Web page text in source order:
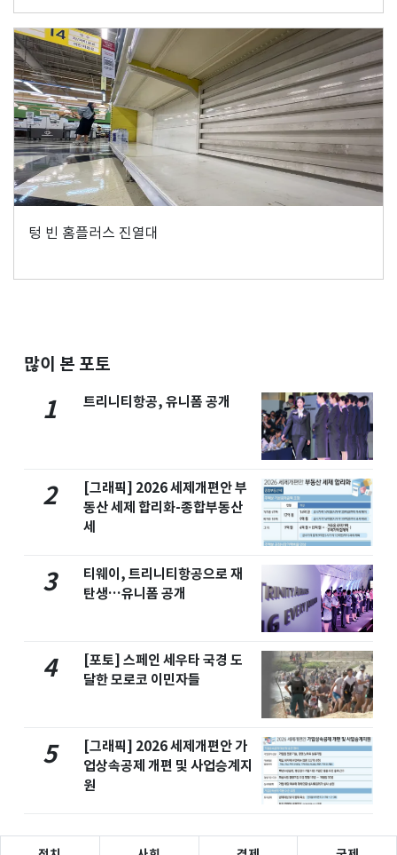
텅 빈 홈플러스 진열대
많이 본 포토
1 트리니티항공, 유니폼 공개
2
[그래픽] 2026 세제개편안 부
동산 세제 합리화-종합부동산
세
3
티웨이, 트리니티항공으로 재
탄생…유니폼 공개
4
[포토] 스페인 세우타 국경 도
달한 모로코 이민자들
5
[그래픽] 2026 세제개편안 가
업상속공제 개편 및 사업승계지
원